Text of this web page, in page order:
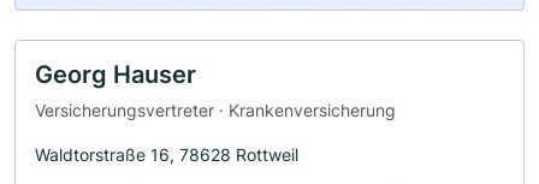
Georg Hauser
Versicherungsvertreter · Krankenversicherung
Waldtorstraße 16, 78628 Rottweil